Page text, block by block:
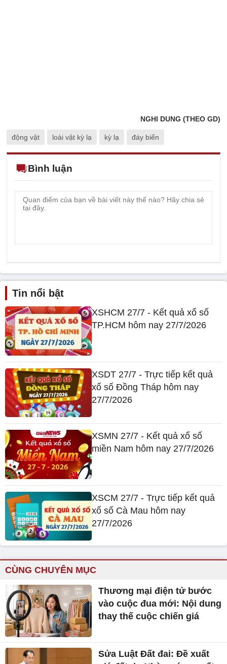
NGHI DUNG (THEO GD)
động vật loài vật kỳ lạ kỳ lạ đáy biển
Bình luận
Tin nổi bật
XSHCM 27/7 - Kết quả xổ số
TP.HCM hôm nay 27/7/2026
XSDT 27/7 - Trực tiếp kết quả
xổ số Đồng Tháp hôm nay
27/7/2026
XSMN 27/7 - Kết quả xổ số
miền Nam hôm nay 27/7/2026
XSCM 27/7 - Trực tiếp kết quả
xổ số Cà Mau hôm nay
27/7/2026
CÙNG CHUYÊN MỤC
Thương mại điện tử bước
vào cuộc đua mới: Nội dung
thay thế cuộc chiến giá
Sửa Luật Đất đai: Đề xuất